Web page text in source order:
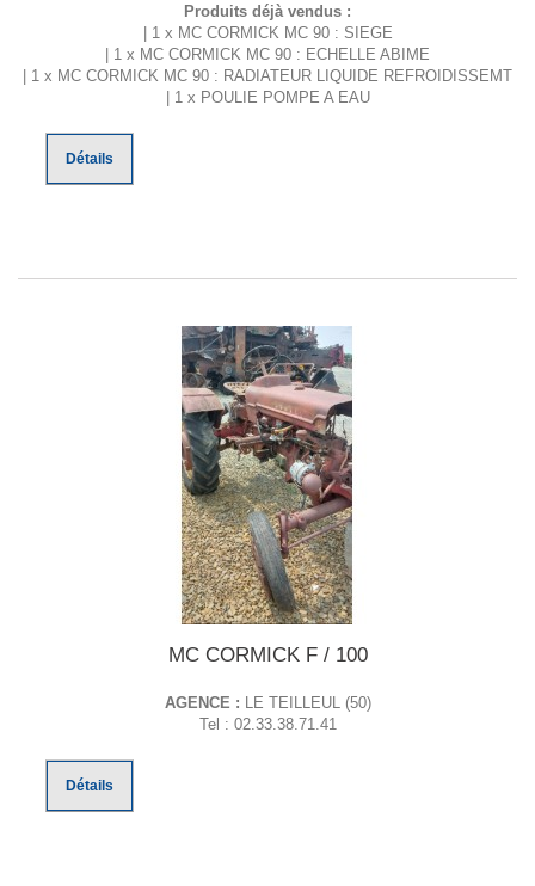
Produits déjà vendus :
| 1 x MC CORMICK MC 90 : SIEGE
| 1 x MC CORMICK MC 90 : ECHELLE ABIME
| 1 x MC CORMICK MC 90 : RADIATEUR LIQUIDE REFROIDISSEMT
| 1 x POULIE POMPE A EAU
Détails
MC CORMICK F / 100
AGENCE :
LE TEILLEUL (50)
Tel : 02.33.38.71.41
Détails